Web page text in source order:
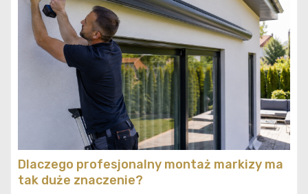
Dlaczego profesjonalny montaż markizy ma
tak duże znaczenie?